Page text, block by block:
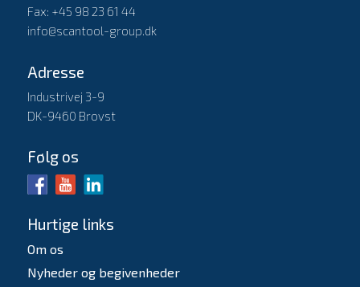
Fax: +45 98 23 61 44
info@scantool-group.dk
Adresse
Industrivej 3-9
DK-9460 Brovst
Følg os
Hurtige links
Om os
Nyheder og begivenheder